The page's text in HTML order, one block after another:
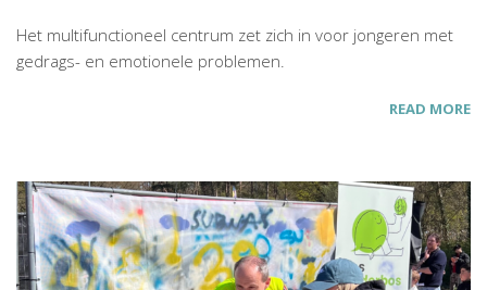
Het multifunctioneel centrum zet zich in voor jongeren met
gedrags- en emotionele problemen.
READ MORE